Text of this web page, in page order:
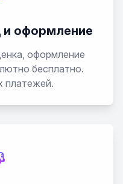
и оформление
оформление
бесплатно.
платежей.